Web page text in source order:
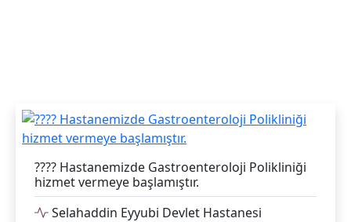
???? Hastanemizde Gastroenteroloji Polikliniği
hizmet vermeye başlamıştır.
Selahaddin Eyyubi Devlet Hastanesi